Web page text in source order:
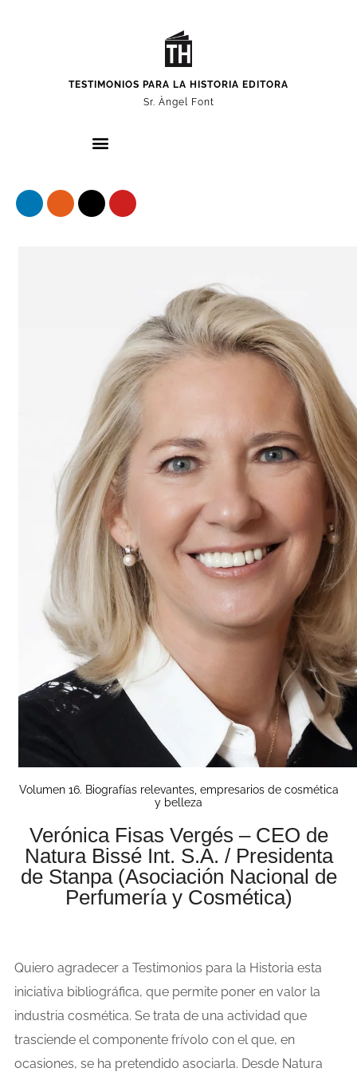
TESTIMONIOS PARA LA HISTORIA EDITORA
Sr. Àngel Font
Volumen 16. Biografías relevantes, empresarios de cosmética
y belleza
Verónica Fisas Vergés – CEO de
Natura Bissé Int. S.A. / Presidenta
de Stanpa (Asociación Nacional de
Perfumería y Cosmética)
Quiero agradecer a Testimonios para la Historia esta
iniciativa bibliográfica, que permite poner en valor la
industria cosmética. Se trata de una actividad que
trasciende el componente frívolo con el que, en
ocasiones, se ha pretendido asociarla. Desde Natura